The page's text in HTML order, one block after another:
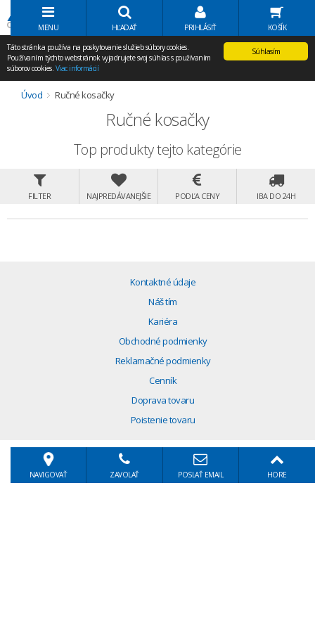
Volať Agem
MENU HĽADAŤ PRIHLÁSIŤ KOŠÍK
Súhlasím
Táto stránka používa na poskytovanie služieb súbory cookies.
Používaním týchto webstránok vyjadrujete svoj súhlas s používaním
súborov cookies. Viac informácií
Úvod Ručné kosačky
Ručné kosačky
Top produkty tejto kategórie
FILTER NAJPREDÁVANEJŠIE PODĽA CENY IBA DO 24H
Kontaktné údaje
Náš tím
Kariéra
Obchodné podmienky
Reklamačné podmienky
Cenník
Doprava tovaru
Poistenie tovaru
NAVIGOVAŤ ZAVOLAŤ POSLAŤ EMAIL HORE